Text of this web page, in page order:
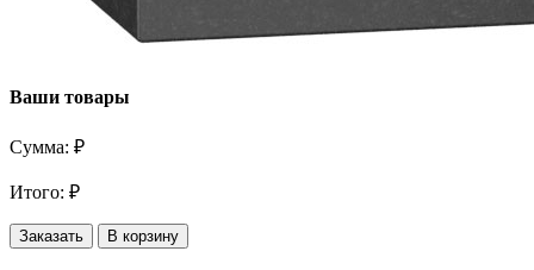
Ваши товары
Сумма: ₽
Итого: ₽
Заказать В корзину